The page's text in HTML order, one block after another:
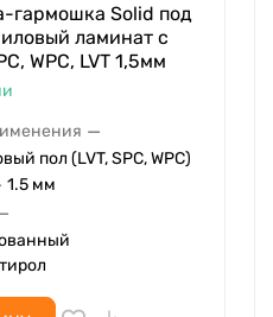
гармошка Solid под
ламинат с
WPC, LVT 1,5мм
—
пол (LVT, SPC, WPC)
1.5 мм